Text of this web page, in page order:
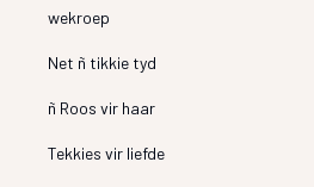
wekroep
Net ñ tikkie tyd
ñ Roos vir haar
Tekkies vir liefde